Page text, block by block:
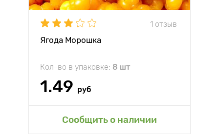
1 отзыв
Ягода Морошка
Кол-во в упаковке: 8 шт
1.49 руб
Сообщить о наличии